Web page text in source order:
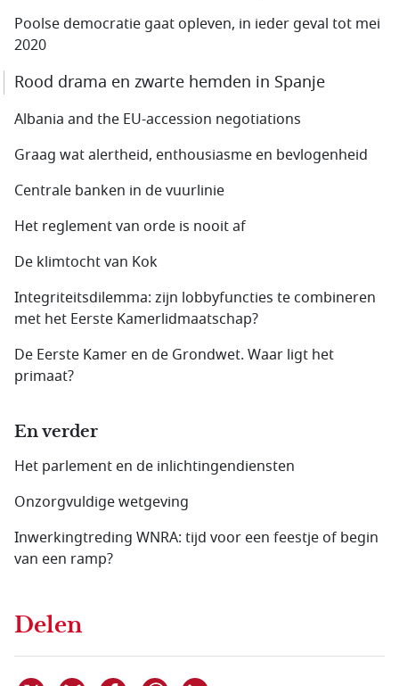
Poolse democratie gaat opleven, in ieder geval tot mei
2020
Rood drama en zwarte hemden in Spanje
Albania and the EU-accession negotiations
Graag wat alertheid, enthousiasme en bevlogenheid
Centrale banken in de vuurlinie
Het reglement van orde is nooit af
De klimtocht van Kok
Integriteitsdilemma: zijn lobbyfuncties te combineren
met het Eerste Kamerlidmaatschap?
De Eerste Kamer en de Grondwet. Waar ligt het
primaat?
En verder
Het parlement en de inlichtingendiensten
Onzorgvuldige wetgeving
Inwerkingtreding WNRA: tijd voor een feestje of begin
van een ramp?
Delen